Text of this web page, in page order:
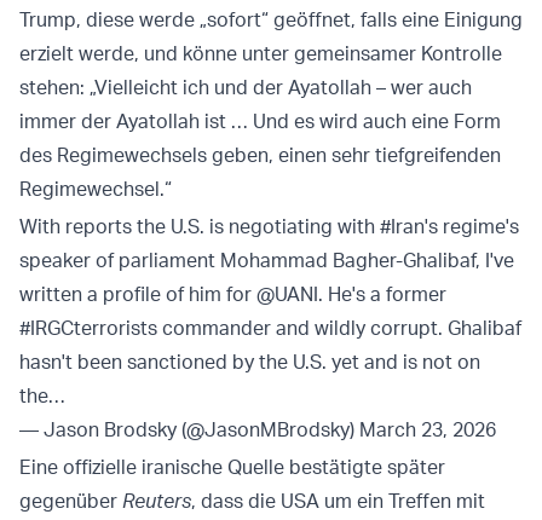
Trump, diese werde „sofort“ geöffnet, falls eine Einigung
erzielt werde, und könne unter gemeinsamer Kontrolle
stehen: „Vielleicht ich und der Ayatollah – wer auch
immer der Ayatollah ist … Und es wird auch eine Form
des Regimewechsels geben, einen sehr tiefgreifenden
Regimewechsel.“
With reports the U.S. is negotiating with #Iran's regime's
speaker of parliament Mohammad Bagher-Ghalibaf, I've
written a profile of him for @UANI. He's a former
#IRGCterrorists commander and wildly corrupt. Ghalibaf
hasn't been sanctioned by the U.S. yet and is not on
the…
— Jason Brodsky (@JasonMBrodsky) March 23, 2026
Eine offizielle iranische Quelle bestätigte später
gegenüber Reuters, dass die USA um ein Treffen mit